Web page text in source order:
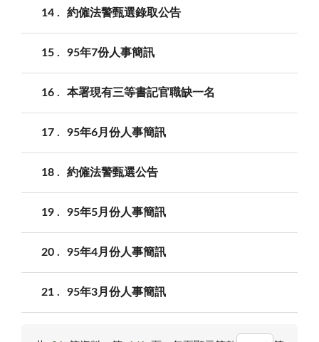
14 約僱法警甄選錄取公告
15 95年7份人事簡訊
16 本署現有三等書記官職缺一名
17 95年6月份人事簡訊
18 約僱法警甄選公告
19 95年5月份人事簡訊
20 95年4月份人事簡訊
21 95年3月份人事簡訊